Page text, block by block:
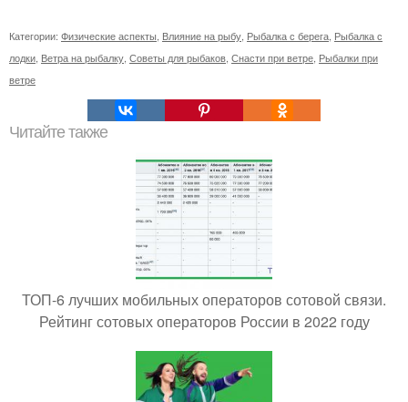
Категории: Физические аспекты, Влияние на рыбу, Рыбалка с берега, Рыбалка с
лодки, Ветра на рыбалку, Советы для рыбаков, Снасти при ветре, Рыбалки при
ветре
Читайте также
ТОП-6 лучших мобильных операторов сотовой связи.
Рейтинг сотовых операторов России в 2022 году